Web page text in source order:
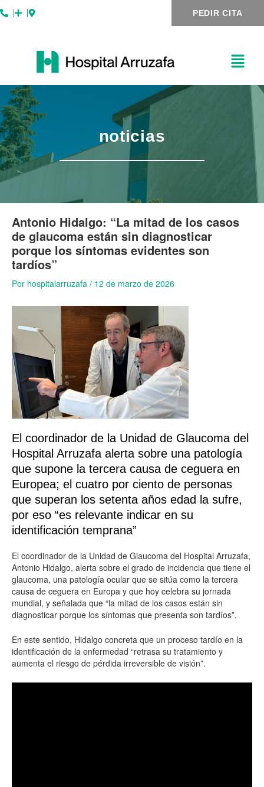
al
PEDIR CITA
noticias
Antonio Hidalgo: “La mitad de los casos
de glaucoma están sin diagnosticar
porque los síntomas evidentes son
tardíos”
Por hospitalarruzafa / 12 de marzo de 2026
El coordinador de la Unidad de Glaucoma del
Hospital Arruzafa alerta sobre una patología
que supone la tercera causa de ceguera en
Europea; el cuatro por ciento de personas
que superan los setenta años edad la sufre,
por eso “es relevante indicar en su
identificación temprana”
El coordinador de la Unidad de Glaucoma del Hospital Arruzafa,
Antonio Hidalgo, alerta sobre el grado de incidencia que tiene el
glaucoma, una patología ocular que se sitúa como la tercera
causa de ceguera en Europa y que hoy celebra su jornada
mundial, y señalada que “la mitad de los casos están sin
diagnosticar porque los síntomas que presenta son tardíos”.
En este sentido, Hidalgo concreta que un proceso tardío en la
identificación de la enfermedad “retrasa su tratamiento y
aumenta el riesgo de pérdida irreversible de visión”.
de